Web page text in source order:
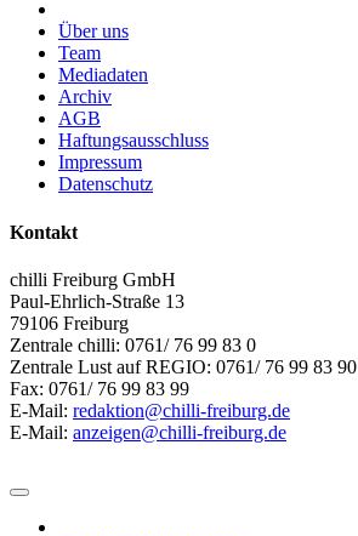
Über uns
Team
Mediadaten
Archiv
AGB
Haftungsausschluss
Impressum
Datenschutz
Kontakt
chilli Freiburg GmbH
Paul-Ehrlich-Straße 13
79106 Freiburg
Zentrale chilli: 0761/ 76 99 83 0
Zentrale Lust auf REGIO: 0761/ 76 99 83 90
Fax: 0761/ 76 99 83 99
E-Mail: redaktion@chilli-freiburg.de
E-Mail: anzeigen@chilli-freiburg.de